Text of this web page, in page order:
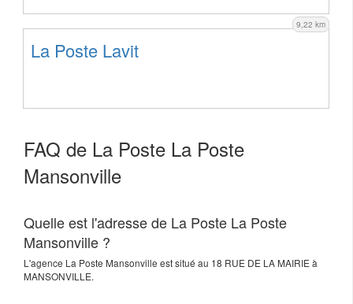
9,22 km
La Poste Lavit
FAQ de La Poste La Poste
Mansonville
Quelle est l'adresse de La Poste La Poste
Mansonville ?
L'agence La Poste Mansonville est situé au 18 RUE DE LA MAIRIE à
MANSONVILLE.